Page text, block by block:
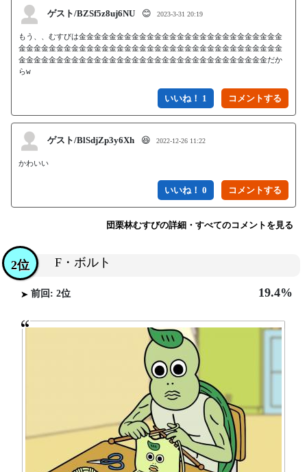
ゲスト/BZSf5z8uj6NU 😊 2023-3-31 20:19
もう、、むすびは金金金金金金金金金金金金金金金金金金金金金金金金金金金
金金金金金金金金金金金金金金金金金金金金金金金金金金金金金金金金金金金
金金金金金金金金金金金金金金金金金金金金金金金金金金金金金金金金金だか
らw
いいね！ 1
ゲスト/BlSdjZp3y6Xh 😆 2022-12-26 11:22
かわいい
いいね！ 0
団栗林むすびの詳細・すべてのコメントを見る
F・ボルト
2位
前回: 2位 19.4%